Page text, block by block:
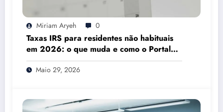
Miriam Aryeh 0
Taxas IRS para residentes não habituais
em 2026: o que muda e como o Portal
das Finanças pode ajudar
Maio 29, 2026